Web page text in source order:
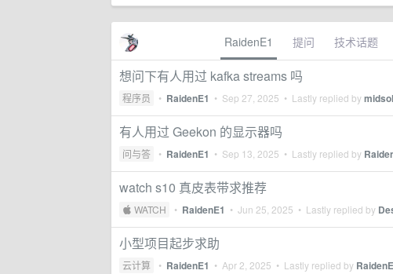
RaidenE1 提问 技术话题
想问下有人用过 kafka streams 吗
程序员 • RaidenE1 • Sep 27, 2025 • Lastly replied by
有人用过 Geekon 的显示器吗
问与答 • RaidenE1 • Sep 13, 2025 • Lastly replied by
watch s10 真皮表带求推荐
 WATCH • RaidenE1 • Jun 25, 2025 • Lastly replied by
小型项目起步求助
云计算 • RaidenE1 • Apr 2, 2025 • Lastly replied by